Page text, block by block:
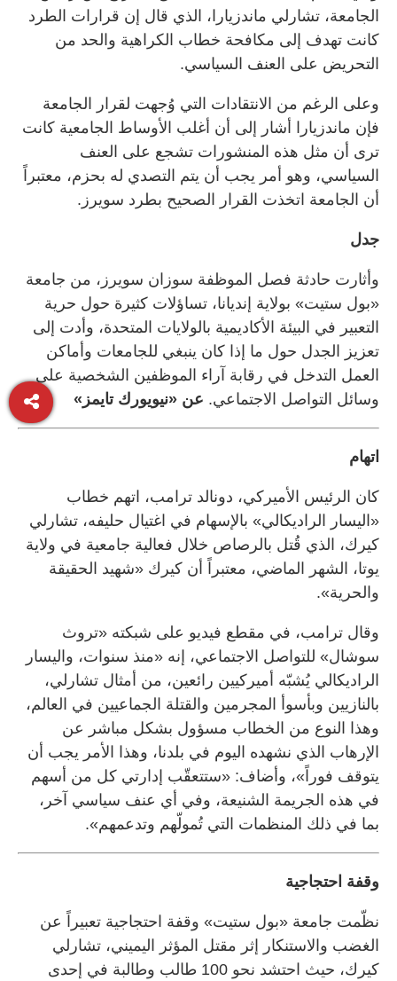
الجامعة، تشارلي ماندزيارا، الذي قال إن قرارات الطرد
كانت تهدف إلى مكافحة خطاب الكراهية والحد من
التحريض على العنف السياسي.
وعلى الرغم من الانتقادات التي وُجهت لقرار الجامعة
فإن ماندزيارا أشار إلى أن أغلب الأوساط الجامعية كانت
ترى أن مثل هذه المنشورات تشجع على العنف
السياسي، وهو أمر يجب أن يتم التصدي له بحزم، معتبراً
أن الجامعة اتخذت القرار الصحيح بطرد سويرز.
جدل
وأثارت حادثة فصل الموظفة سوزان سويرز، من جامعة
«بول ستيت» بولاية إنديانا، تساؤلات كثيرة حول حرية
التعبير في البيئة الأكاديمية بالولايات المتحدة، وأدت إلى
تعزيز الجدل حول ما إذا كان ينبغي للجامعات وأماكن
العمل التدخل في رقابة آراء الموظفين الشخصية على
وسائل التواصل الاجتماعي. عن «نيويورك تايمز»
اتهام
كان الرئيس الأميركي، دونالد ترامب، اتهم خطاب
«اليسار الراديكالي» بالإسهام في اغتيال حليفه، تشارلي
كيرك، الذي قُتل بالرصاص خلال فعالية جامعية في ولاية
يوتا، الشهر الماضي، معتبراً أن كيرك «شهيد الحقيقة
والحرية».
وقال ترامب، في مقطع فيديو على شبكته «تروث
سوشال» للتواصل الاجتماعي، إنه «منذ سنوات، واليسار
الراديكالي يُشبّه أميركيين رائعين، من أمثال تشارلي،
بالنازيين وبأسوأ المجرمين والقتلة الجماعيين في العالم،
وهذا النوع من الخطاب مسؤول بشكل مباشر عن
الإرهاب الذي نشهده اليوم في بلدنا، وهذا الأمر يجب أن
يتوقف فوراً»، وأضاف: «ستتعقّب إدارتي كل من أسهم
في هذه الجريمة الشنيعة، وفي أي عنف سياسي آخر،
بما في ذلك المنظمات التي تُمولّهم وتدعمهم».
وقفة احتجاجية
نظّمت جامعة «بول ستيت» وقفة احتجاجية تعبيراً عن
الغضب والاستنكار إثر مقتل المؤثر اليميني، تشارلي
كيرك، حيث احتشد نحو 100 طالب وطالبة في إحدى